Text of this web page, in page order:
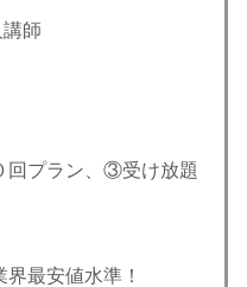
師
プラン、③受け放題
最安値水準！